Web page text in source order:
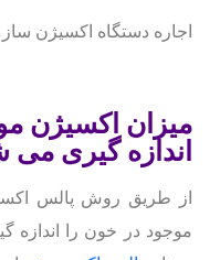
اجاره دستگاه اکسیژن ساز yuwell
میزان اکسیژن
اندازه گیری می
از طریق روش پالس
موجود در خون را اندازه